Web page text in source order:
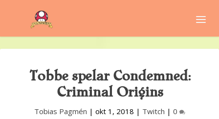
Tobbe spelar Condemned:
Criminal Origins
Tobias Pagmén | okt 1, 2018 | Twitch | 0